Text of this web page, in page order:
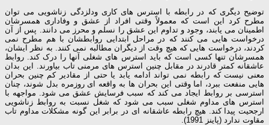
توضیح دیگری که در رابطه با استرس های کاری ودلزدگی زناشویی می توان
مطرح کرد این است که معمولاً وقتی افراد از عشق و وفاداری همسرشان
اطمینان می یابند، وجود و تداوم این عشق را نسلم و محرز می دانند. پس از آن
درخواست هایی می کنند که در مراحل ابتدایی روابطشان با هم مطرح نمی
کردند، درخواست هایی که هیچ وقت از دیگران مطالبه نمی کنند. به نظر ایشان،
همسرشان تنها کسی است که باید استرس های شغلی آنها را درک کند. روابط
عاشقانه کمتر قادرند در مقابل چنین استرس های مرمنی تاب بیاورند. این بدان
معنی نیست که رابطه نمی تواند ادامه یابد یا حتی از مقادیر کم چنین بحران
هایی منفعت ببرد، اما وقتی این بحران ها به واقعه ای روزمره بدل شوند، چنان
استرسی بر روابط ایجاد می کند که سبب فرسایش عشق می شود. مواجهه با
استرس های مداوم شغلی سبب می شود که شغل نسبت به روابط زناشویی
ارجحیت پیدا کند. هیچ رابطه عاشقانه ای در برابر این گونه مشکلات مداوم تاب
مقاوت ندارد (پاینز 1991).